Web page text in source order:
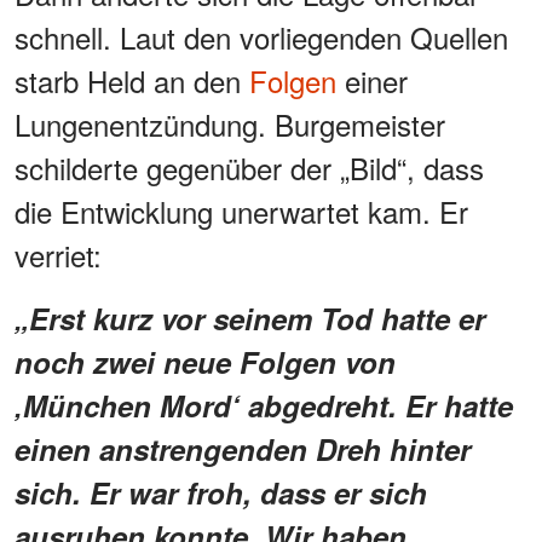
schnell. Laut den vorliegenden Quellen
starb Held an den Folgen einer
Lungenentzündung. Burgemeister
schilderte gegenüber der „Bild“, dass
die Entwicklung unerwartet kam. Er
verriet:
„Erst kurz vor seinem Tod hatte er
noch zwei neue Folgen von
‚München Mord‘ abgedreht. Er hatte
einen anstrengenden Dreh hinter
sich. Er war froh, dass er sich